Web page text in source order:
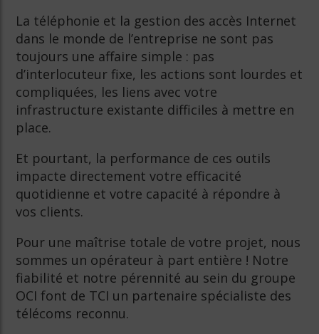
La téléphonie et la gestion des accès Internet
dans le monde de l’entreprise ne sont pas
toujours une affaire simple : pas
d’interlocuteur fixe, les actions sont lourdes et
compliquées, les liens avec votre
infrastructure existante difficiles à mettre en
place.
Et pourtant, la performance de ces outils
impacte directement votre efficacité
quotidienne et votre capacité à répondre à
vos clients.
Pour une maîtrise totale de votre projet, nous
sommes un opérateur à part entière ! Notre
fiabilité et notre pérennité au sein du groupe
OCI font de TCI un partenaire spécialiste des
télécoms reconnu.